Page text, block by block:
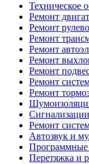
Техническое
Ремонт
Ремонт
Ремонт
Ремонт
Ремонт
Ремонт
Ремонт
Ремонт
Ремонт
Автозвук и
Программные
Перетяжка и